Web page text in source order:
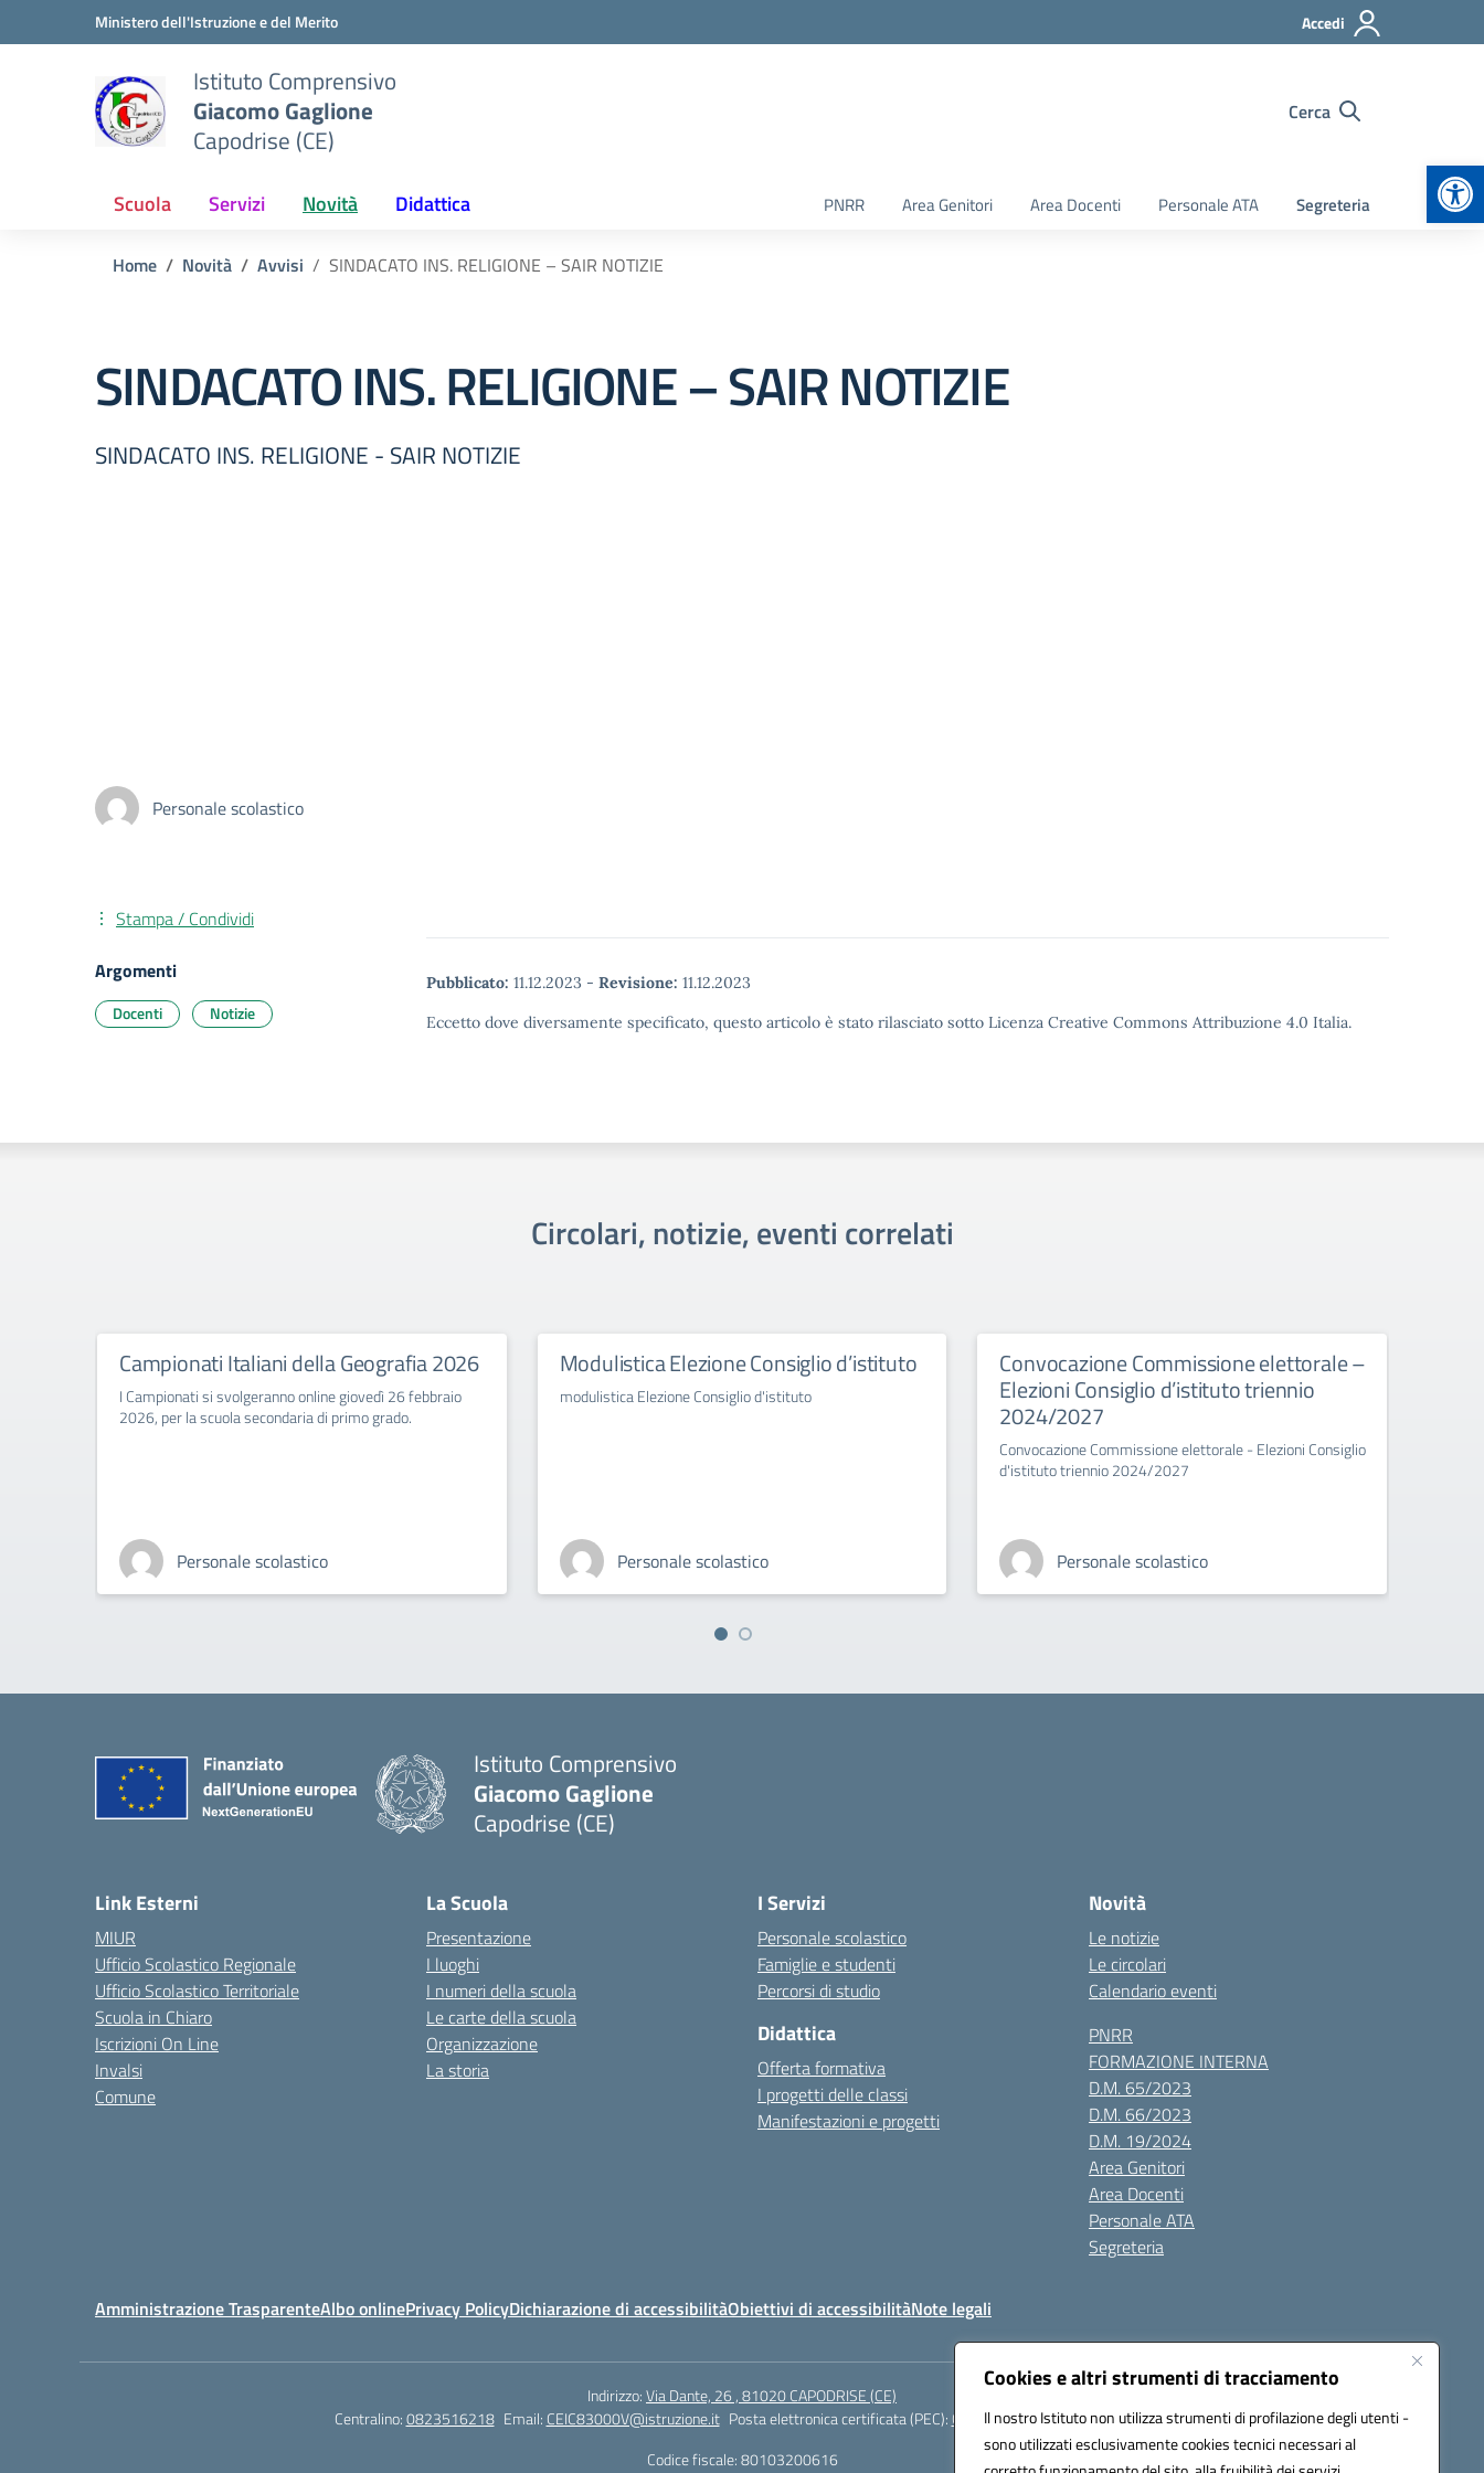
Cookies e altri strumenti di tracciamento
Il nostro Istituto non utilizza strumenti di profilazione degli utenti -
sono utilizzati esclusivamente cookies tecnici necessari al
Vai ai contenuti
Vai al menu di navigazioneMinistero dell'Istruzione e del Merito Accedi
Istituto Comprensivo
Giacomo Gaglione
Capodrise (CE)
Cerca
Scuola Servizi Novità Didattica PNRR Area Genitori Area Docenti Personale ATA Segreteria
Home Novità Avvisi SINDACATO INS. RELIGIONE – SAIR NOTIZIE
SINDACATO INS. RELIGIONE – SAIR NOTIZIE
SINDACATO INS. RELIGIONE - SAIR NOTIZIE
Personale scolastico
Pubblicato: 11.12.2023 - Revisione: 11.12.2023
Eccetto dove diversamente specificato, questo articolo è stato rilasciato sotto Licenza Creative Commons Attribuzione 4.0 Italia.
Stampa / Condividi
Argomenti
Docenti Notizie
Circolari, notizie, eventi correlati
Campionati Italiani della Geografia 2026
I Campionati si svolgeranno online giovedì 26 febbraio
2026, per la scuola secondaria di primo grado.
Personale scolastico
Modulistica Elezione Consiglio d’istituto
modulistica Elezione Consiglio d'istituto
Personale scolastico
Convocazione Commissione elettorale –
Elezioni Consiglio d’istituto triennio
2024/2027
Convocazione Commissione elettorale - Elezioni Consiglio
d'istituto triennio 2024/2027
Personale scolastico
Istituto Comprensivo
Giacomo Gaglione
Capodrise (CE)
Link Esterni
MIUR
Ufficio Scolastico Regionale
Ufficio Scolastico Territoriale
Scuola in Chiaro
Iscrizioni On Line
Invalsi
Comune
La Scuola
Presentazione
I luoghi
I numeri della scuola
Le carte della scuola
Organizzazione
La storia
I Servizi
Personale scolastico
Famiglie e studenti
Percorsi di studio
Didattica
Offerta formativa
I progetti delle classi
Manifestazioni e progetti
Novità
Le notizie
Le circolari
Calendario eventi
PNRR
FORMAZIONE INTERNA
D.M. 65/2023
D.M. 66/2023
D.M. 19/2024
Area Genitori
Area Docenti
Personale ATA
Segreteria
Amministrazione TrasparenteAlbo onlinePrivacy PolicyDichiarazione di accessibilitàObiettivi di accessibilitàNote legali
Indirizzo:Via Dante, 26 , 81020 CAPODRISE (CE)
Centralino:0823516218 Email: CEIC83000V@istruzione.it Posta elettronica certificata (PEC): CEIC83000V@pec.istruzione.it
Codice fiscale: 80103200616